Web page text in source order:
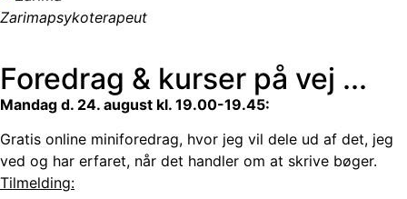
Zarimapsykoterapeut
Foredrag & kurser på vej ...
Mandag d. 24. august kl. 19.00-19.45:
Gratis online miniforedrag, hvor jeg vil dele ud af det, jeg
ved og har erfaret, når det handler om at skrive bøger.
Tilmelding: